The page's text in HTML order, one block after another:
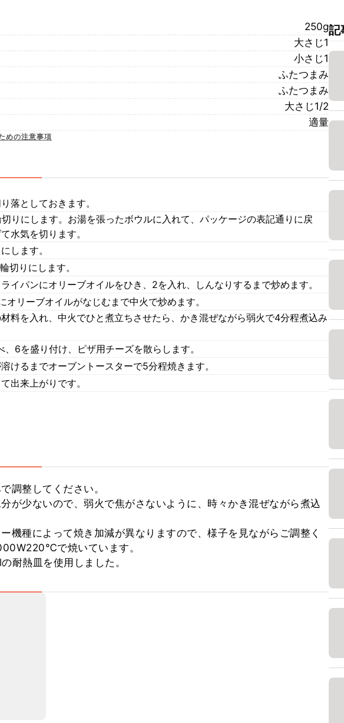
250g
大さじ1
小さじ1
ふたつまみ
ふたつまみ
大さじ1/2
適量
めの注意事項
落としておきます。
りにします。お湯を張ったボウルに入れて、パッケージの表記通りに戻
水気を切ります。
します。
切りにします。
イパンにオリーブオイルをひき、2を入れ、しんなりするまで炒めます。
オリーブオイルがなじむまで中火で炒めます。
材料を入れ、中火でひと煮立ちさせたら、かき混ぜながら弱火で4分程煮込み
、6を盛り付け、ピザ用チーズを散らします。
けるまでオーブントースターで5分程焼きます。
出来上がりです。
調整してください。
分が少ないので、弱火で焦がさないように、時々かき混ぜながら煮込
機種によって焼き加減が異なりますので、様子を見ながらご調整く
で焼いています。
耐熱皿を使用しました。
記